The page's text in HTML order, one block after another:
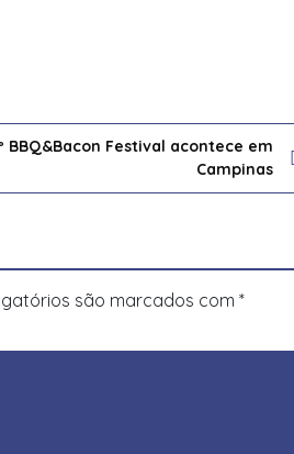
BBQ&Bacon Festival acontece em
Campinas
são marcados com *